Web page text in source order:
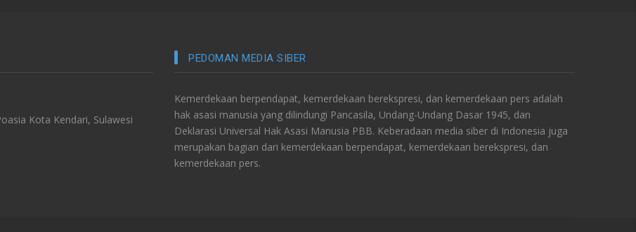
Kota Kendari, Sulawesi
PEDOMAN MEDIA SIBER
Kemerdekaan berpendapat, kemerdekaan berekspresi, dan kemerdekaan pers adalah
hak asasi manusia yang dilindungi Pancasila, Undang-Undang Dasar 1945, dan
Deklarasi Universal Hak Asasi Manusia PBB. Keberadaan media siber di Indonesia juga
merupakan bagian dari kemerdekaan berpendapat, kemerdekaan berekspresi, dan
kemerdekaan pers.